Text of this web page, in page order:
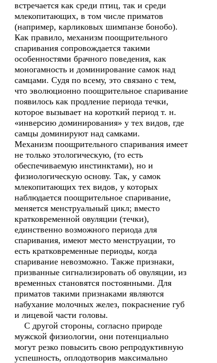
встречается как среди птиц, так и среди
млекопитающих, в том числе приматов
(например, карликовых шимпанзе бонобо).
Как правило, механизм поощрительного
спаривания сопровождается такими
особенностями брачного поведения, как
моногамность и доминирование самок над
самцами. Судя по всему, это связано с тем,
что эволюционно поощрительное спаривание
появилось как продление периода течки,
которое вызывает на короткий период т. н.
«инверсию доминирования» у тех видов, где
самцы доминируют над самками.
Механизм поощрительного спаривания имеет
не только этологическую, (то есть
обеспечиваемую инстинктами), но и
физиологическую основу. Так, у самок
млекопитающих тех видов, у которых
наблюдается поощрительное спаривание,
меняется менструальный цикл; вместо
кратковременной овуляции (течки),
единственно возможного периода для
спаривания, имеют место менструации, то
есть кратковременные периоды, когда
спаривание невозможно. Также признаки,
призванные сигнализировать об овуляции, из
временных становятся постоянными. Для
приматов такими признаками являются
набухание молочных желез, покраснение губ
и лицевой части головы.
С другой стороны, согласно природе
мужской физиологии, они потенциально
могут резко повысить свою репродуктивную
успешность, оплодотворив максимально